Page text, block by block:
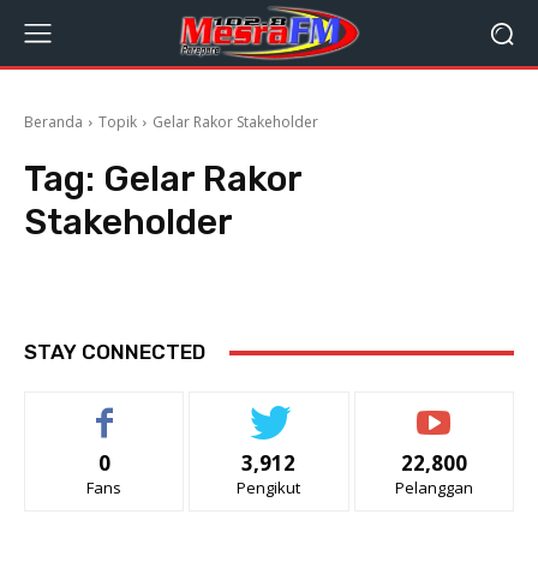
Beranda Topik Gelar Rakor Stakeholder
Tag: Gelar Rakor
Stakeholder
STAY CONNECTED
0
Fans
3,912
Pengikut
22,800
Pelanggan